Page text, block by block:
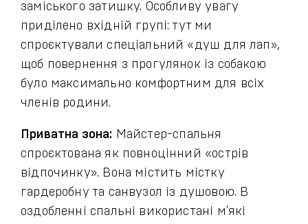
заміського затишку. Особливу увагу
приділено вхідній групі: тут ми
спроєктували спеціальний «душ для лап»,
щоб повернення з прогулянок із собакою
було максимально комфортним для всіх
членів родини.
Приватна зона: Майстер-спальня
спроєктована як повноцінний «острів
відпочинку». Вона містить містку
гардеробну та санвузол із душовою. В
оздобленні спальні використані м'які